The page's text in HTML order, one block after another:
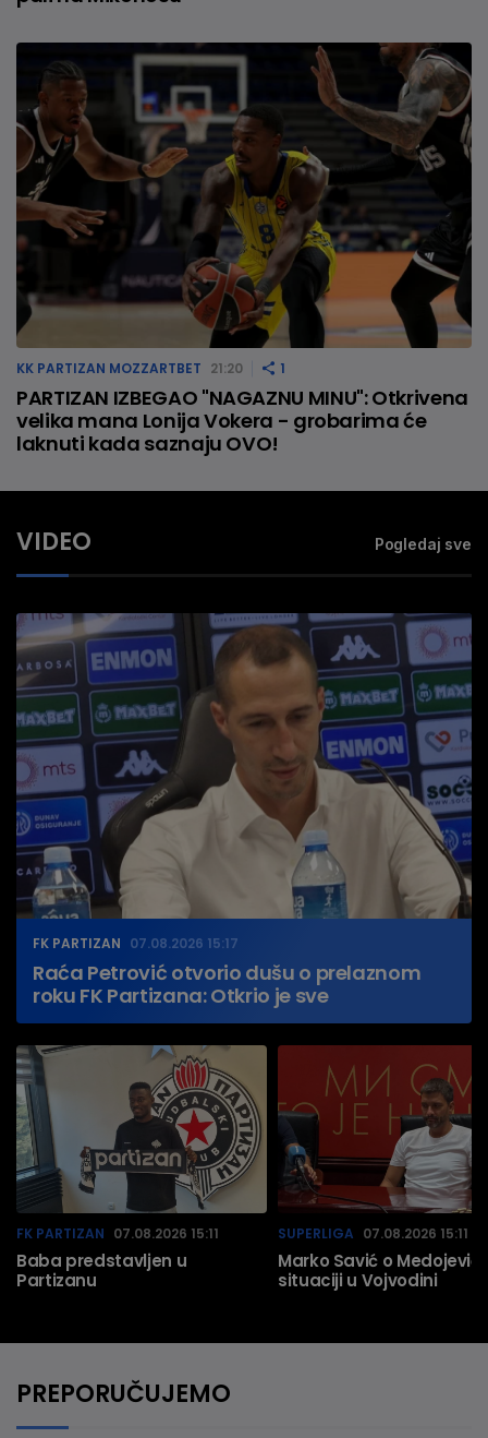
KK PARTIZAN MOZZARTBET 21:20 1
PARTIZAN IZBEGAO "NAGAZNU MINU": Otkrivena
velika mana Lonija Vokera - grobarima će
laknuti kada saznaju OVO!
VIDEO Pogledaj sve
FK PARTIZAN 07.08.2026 15:17
Raća Petrović otvorio dušu o prelaznom
roku FK Partizana: Otkrio je sve
FK PARTIZAN 07.08.2026 15:11
Baba predstavljen u
Partizanu
SUPERLIGA 07.08.2026 15:11
Marko Savić o
situaciji u Vojvodini
PREPORUČUJEMO